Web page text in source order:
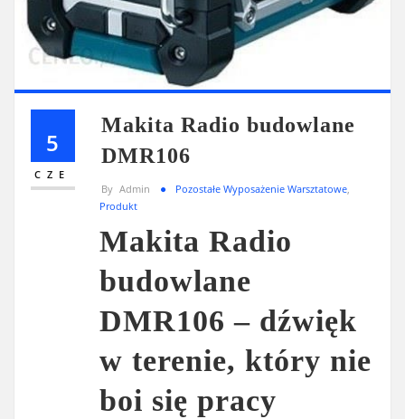
5
CZE
Makita Radio budowlane
DMR106
By Admin Pozostałe Wyposażenie Warsztatowe,
Produkt
Makita Radio
budowlane
DMR106 – dźwięk
w terenie, który nie
boi się pracy